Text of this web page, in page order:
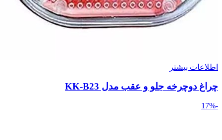
اطلاعات بیشتر
چراغ دوچرخه جلو و عقب مدل KK-B23
-17%